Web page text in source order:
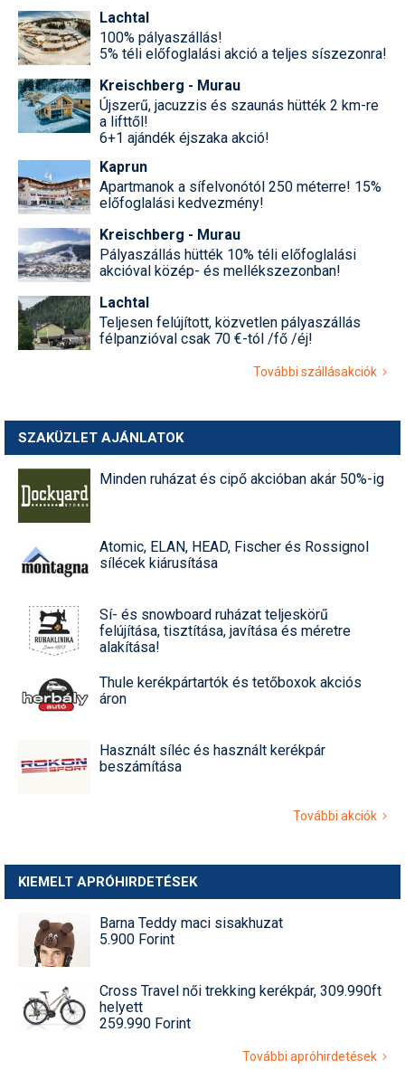
Lachtal
100% pályaszállás!
5% téli előfoglalási akció a teljes síszezonra!
Kreischberg - Murau
Újszerű, jacuzzis és szaunás hütték 2 km-re
a lifttől!
6+1 ajándék éjszaka akció!
Kaprun
Apartmanok a sífelvonótól 250 méterre! 15%
előfoglalási kedvezmény!
Kreischberg - Murau
Pályaszállás hütték 10% téli előfoglalási
akcióval közép- és mellékszezonban!
Lachtal
Teljesen felújított, közvetlen pályaszállás
félpanzióval csak 70 €-tól /fő /éj!
További szállásakciók
SZAKÜZLET AJÁNLATOK
Minden ruházat és cipő akcióban akár 50%-ig
Atomic, ELAN, HEAD, Fischer és Rossignol
sílécek kiárusítása
Sí- és snowboard ruházat teljeskörű
felújítása, tisztítása, javítása és méretre
alakítása!
Thule kerékpártartók és tetőboxok akciós
áron
Használt síléc és használt kerékpár
beszámítása
További akciók
KIEMELT APRÓHIRDETÉSEK
Barna Teddy maci sisakhuzat
5.900 Forint
Cross Travel női trekking kerékpár, 309.990ft
helyett
259.990 Forint
További apróhirdetések